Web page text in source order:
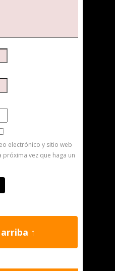
electrónico y sitio web
vez que haga un
↑